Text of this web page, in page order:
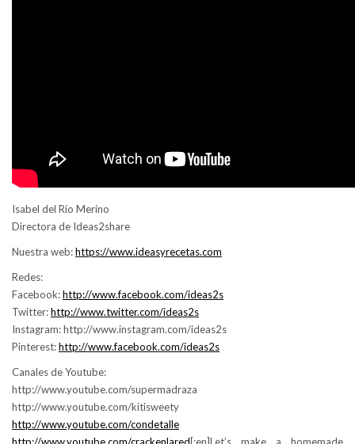
Isabel del Río Merino
Directora de Ideas2share
Nuestra web:https://www.ideasyrecetas.com
Redes:
Facebook:http://www.facebook.com/ideas2s
Twitter:http://www.twitter.com/ideas2s
Instagram: http://www.instagram.com/ideas2s
Pinterest:http://www.facebook.com/ideas2s
Canales de Youtube:
http://www.youtube.com/supermadraza
http://www.youtube.com/kitisweety
http://www.youtube.com/condetalle